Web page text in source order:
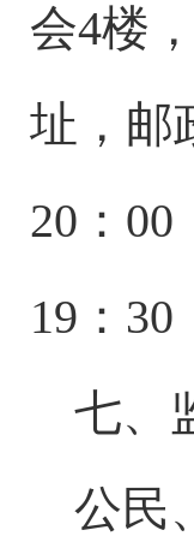
会4楼
址，邮
20：00
19：
七、
公民